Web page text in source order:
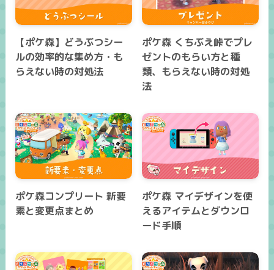
【ポケ森】どうぶつシー
ルの効率的な集め方・も
らえない時の対処法
ポケ森 くちぶえ峠でプレ
ゼントのもらい方と種
類、もらえない時の対処
法
ポケ森コンプリート 新要
素と変更点まとめ
ポケ森 マイデザインを使
えるアイテムとダウンロ
ード手順